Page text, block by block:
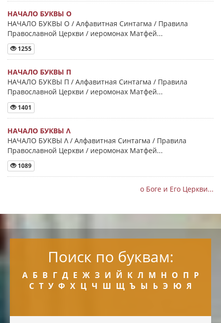
НАЧАЛО БУКВЫ Ο
НАЧАЛО БУКВЫ Ο / Алфавитная Синтагма / Правила
Православной Церкви / иеромонах Матфей...
1255
НАЧАЛО БУКВЫ Π
НАЧАЛО БУКВЫ Π / Алфавитная Синтагма / Правила
Православной Церкви / иеромонах Матфей...
1401
НАЧАЛО БУКВЫ Λ
НАЧАЛО БУКВЫ Λ / Алфавитная Синтагма / Правила
Православной Церкви / иеромонах Матфей...
1089
о Боге и Его Церкви...
Поиск по буквам:
А Б В Г Д Е Ж З И Й К Л М Н О П Р
С Т У Ф Х Ц Ч Ш Щ Ъ Ы Ь Э Ю Я